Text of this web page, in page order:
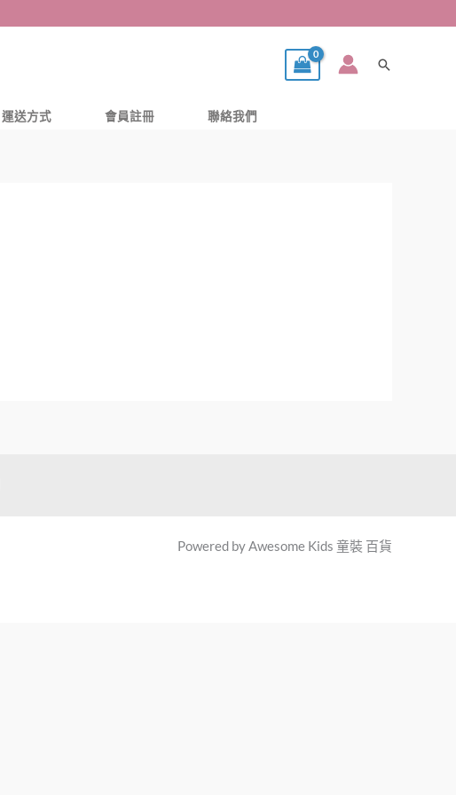
搜
運送方式 會員註冊 聯絡我們
Powered by Awesome Kids 童裝 百貨